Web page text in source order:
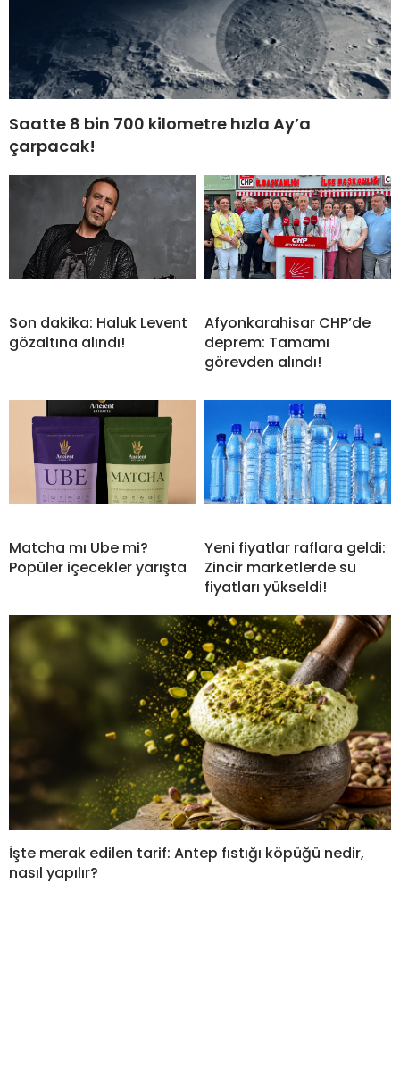
Saatte 8 bin 700 kilometre hızla Ay’a
çarpacak!
Son dakika: Haluk Levent
gözaltına alındı!
Afyonkarahisar CHP’de
deprem: Tamamı
görevden alındı!
Matcha mı Ube mi?
Popüler içecekler yarışta
Yeni fiyatlar raflara geldi:
Zincir marketlerde su
fiyatları yükseldi!
İşte merak edilen tarif: Antep fıstığı köpüğü nedir,
nasıl yapılır?